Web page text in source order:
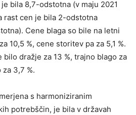
bila 8,7-odstotna (v maju 2021
rast cen je bila 2-odstotna
Cene blaga so bile na letni
10,5 %, cene storitev pa za 5,1 %.
dražje za 13 %, trajno blago za
3,7 %.
s harmoniziranim
potrebščin, je bila v državah